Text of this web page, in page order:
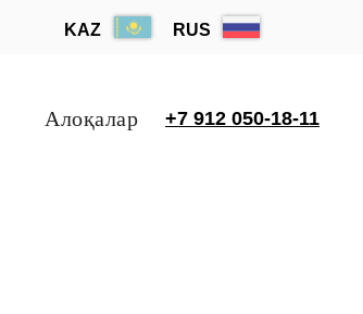
KAZ RUS
Алоқалар +7 912 050-18-11